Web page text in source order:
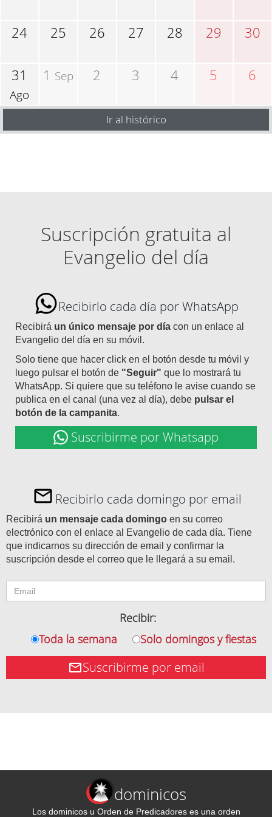
24 25 26 27 28 29 30
31
Ago
1 Sep 2 3 4 5 6
Ir al histórico
Suscripción gratuita al
Evangelio del día
Recibirlo cada día por WhatsApp
Recibirá un único mensaje por día con un enlace al
Evangelio del día en su móvil.
Solo tiene que hacer click en el botón desde tu móvil y
luego pulsar el botón de "Seguir" que lo mostrará tu
WhatsApp. Si quiere que su teléfono le avise cuando se
publica en el canal (una vez al día), debe pulsar el
botón de la campanita.
Suscribirme por Whatsapp
Recibirlo cada domingo por email
Recibirá un mensaje cada domingo en su correo
electrónico con el enlace al Evangelio de cada día. Tiene
que indicarnos su dirección de email y confirmar la
suscripción desde el correo que le llegará a su email.
Recibir:
Toda la semana
Solo domingos y fiestas
Suscribirme por email
dominicos
Los dominicos u Orden de Predicadores es una orden